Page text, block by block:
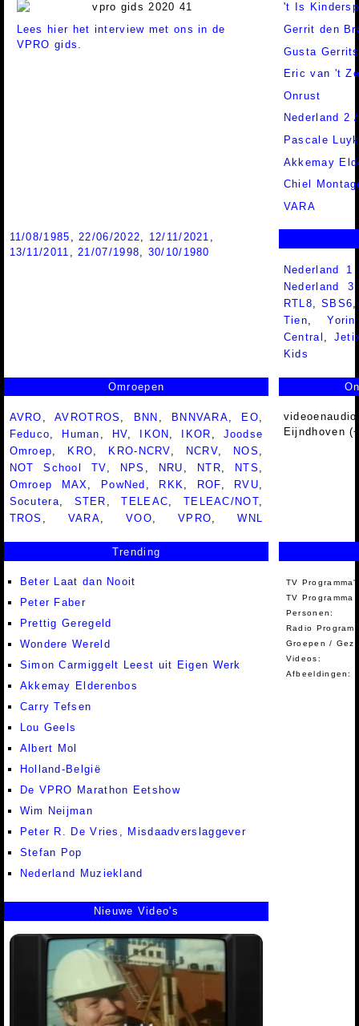
Lees hier het interview met ons in de
VPRO gids.
't Is
Gerrit den
Gusta
Eric van 't
Onrust
Nederland 2
Pascale
Akkemay
Chiel
VARA
11/08/1985 ,22/06/2022, 12/11/2021 ,
13/11/2011 ,21/07/1998, 30/10/1980
Nederland 1
Nederland
RTL8 ,SBS6
Tien ,Yorin
Central
Kids
Omroepen
AVRO ,AVROTROS , BNN , BNNVARA, EO,
Feduco, Human , HV, IKON , IKOR , Joodse
Omroep, KRO, KRO-NCRV, NCRV, NOS ,
NOT School TV, NPS , NRU , NTR, NTS ,
Omroep MAX, PowNed , RKK, ROF, RVU,
Socutera, STER ,TELEAC, TELEAC/NOT,
TROS , VARA,VOO,VPRO,WNL
Eijndhoven
Trending
Beter Laat dan Nooit
Peter Faber
Prettig Geregeld
Wondere Wereld
Simon Carmiggelt Leest uit Eigen Werk
Akkemay Elderenbos
Carry Tefsen
Lou Geels
Albert Mol
Holland-België
De VPRO Marathon Eetshow
Wim Neijman
Peter R. De Vries, Misdaadverslaggever
Stefan Pop
Nederland Muziekland
TV
TV Programma
Personen:
Radio
Groepen /
Videos:
Afbeeldingen:
Nieuwe Video's